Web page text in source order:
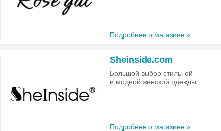
Подробнее о магазине »
Sheinside.com
Большой выбор стильной
и модной женской одежды
Подробнее о магазине »